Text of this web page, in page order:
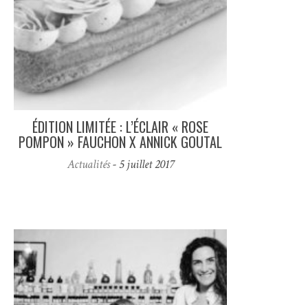
ÉDITION LIMITÉE : L’ÉCLAIR « ROSE
POMPON » FAUCHON X ANNICK GOUTAL
Actualités- 5 juillet 2017